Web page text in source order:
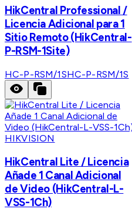
HikCentral Professional /
Licencia Adicional para 1
Sitio Remoto (HikCentral-
P-RSM-1Site)
HC-P-RSM/1SHC-P-RSM/1S
HIKVISION
HikCentral Lite / Licencia
Añade 1 Canal Adicional
de Video (HikCentral-L-
VSS-1Ch)